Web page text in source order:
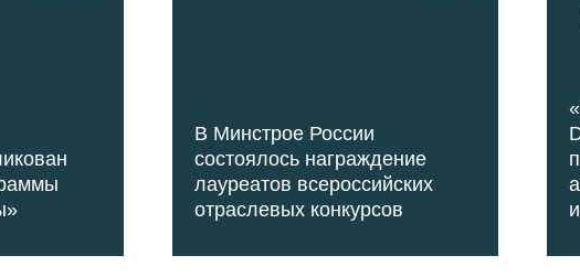
В Минстрое России
состоялось награждение
лауреатов всероссийских
отраслевых конкурсов